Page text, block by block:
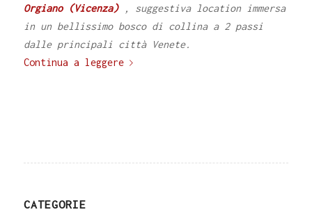
Orgiano (Vicenza) , suggestiva location immersa
in un bellissimo bosco di collina a 2 passi
dalle principali città Venete.
Continua a leggere
CATEGORIE